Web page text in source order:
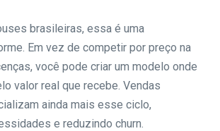
brasileiras, essa é uma
Em vez de competir por preço na
você pode criar um modelo onde
valor real que recebe. Vendas
ainda mais esse ciclo,
e reduzindo churn.